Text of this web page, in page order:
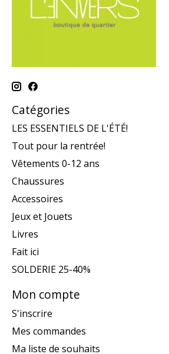
Catégories
LES ESSENTIELS DE L'ÉTÉ!
Tout pour la rentrée!
Vêtements 0-12 ans
Chaussures
Accessoires
Jeux et Jouets
Livres
Fait ici
SOLDERIE 25-40%
Mon compte
S'inscrire
Mes commandes
Ma liste de souhaits